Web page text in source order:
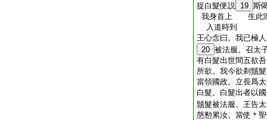
捉白髮便説 19 斯
我身首上 生此
入道時到
王心念曰。我已極
20 被法服。召太
有白髮出世間五欲
所欲。我今欲剃鬚
當領國政。立長爲
白髮。白髮出者以
鬚髮被法服。王告
慇懃累汝。當使＊